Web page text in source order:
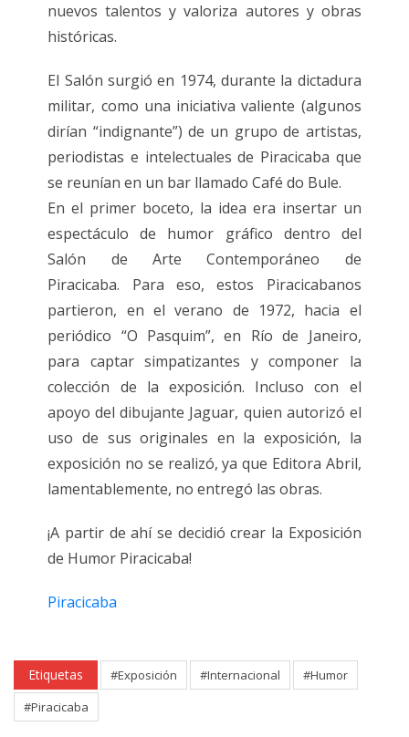
nuevos talentos y valoriza autores y obras
históricas.
El Salón surgió en 1974, durante la dictadura
militar, como una iniciativa valiente (algunos
dirían “indignante”) de un grupo de artistas,
periodistas e intelectuales de Piracicaba que
se reunían en un bar llamado Café do Bule.
En el primer boceto, la idea era insertar un
espectáculo de humor gráfico dentro del
Salón de Arte Contemporáneo de
Piracicaba. Para eso, estos Piracicabanos
partieron, en el verano de 1972, hacia el
periódico “O Pasquim”, en Río de Janeiro,
para captar simpatizantes y componer la
colección de la exposición. Incluso con el
apoyo del dibujante Jaguar, quien autorizó el
uso de sus originales en la exposición, la
exposición no se realizó, ya que Editora Abril,
lamentablemente, no entregó las obras.
¡A partir de ahí se decidió crear la Exposición
de Humor Piracicaba!
Piracicaba
Etiquetas #Exposición #Internacional
#Humor
#Piracicaba